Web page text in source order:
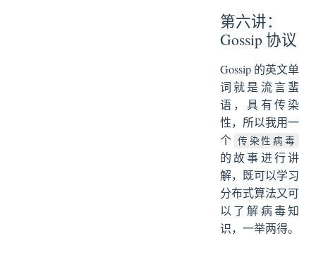
第六讲：
Gossip 协议
Gossip 的英文单
词就是流言蜚
语，具有传染
性，所以我用一
个 传染性病毒
的故事进行讲
解，既可以学习
分布式算法又可
以了解病毒知
识，一举两得。